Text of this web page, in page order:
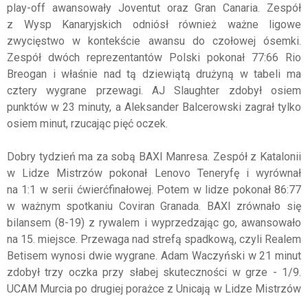
play-off awansowały Joventut oraz Gran Canaria. Zespół
z Wysp Kanaryjskich odniósł również ważne ligowe
zwycięstwo w kontekście awansu do czołowej ósemki.
Zespół dwóch reprezentantów Polski pokonał 77:66 Rio
Breogan i właśnie nad tą dziewiątą drużyną w tabeli ma
cztery wygrane przewagi. AJ Slaughter zdobył osiem
punktów w 23 minuty, a Aleksander Balcerowski zagrał tylko
osiem minut, rzucając pięć oczek.
Dobry tydzień ma za sobą BAXI Manresa. Zespół z Katalonii
w Lidze Mistrzów pokonał Lenovo Teneryfę i wyrównał
na 1:1 w serii ćwierćfinałowej. Potem w lidze pokonał 86:77
w ważnym spotkaniu Coviran Granada. BAXI zrównało się
bilansem (8-19) z rywalem i wyprzedzając go, awansowało
na 15. miejsce. Przewaga nad strefą spadkową, czyli Realem
Betisem wynosi dwie wygrane. Adam Waczyński w 21 minut
zdobył trzy oczka przy słabej skuteczności w grze - 1/9.
UCAM Murcia po drugiej porażce z Unicają w Lidze Mistrzów